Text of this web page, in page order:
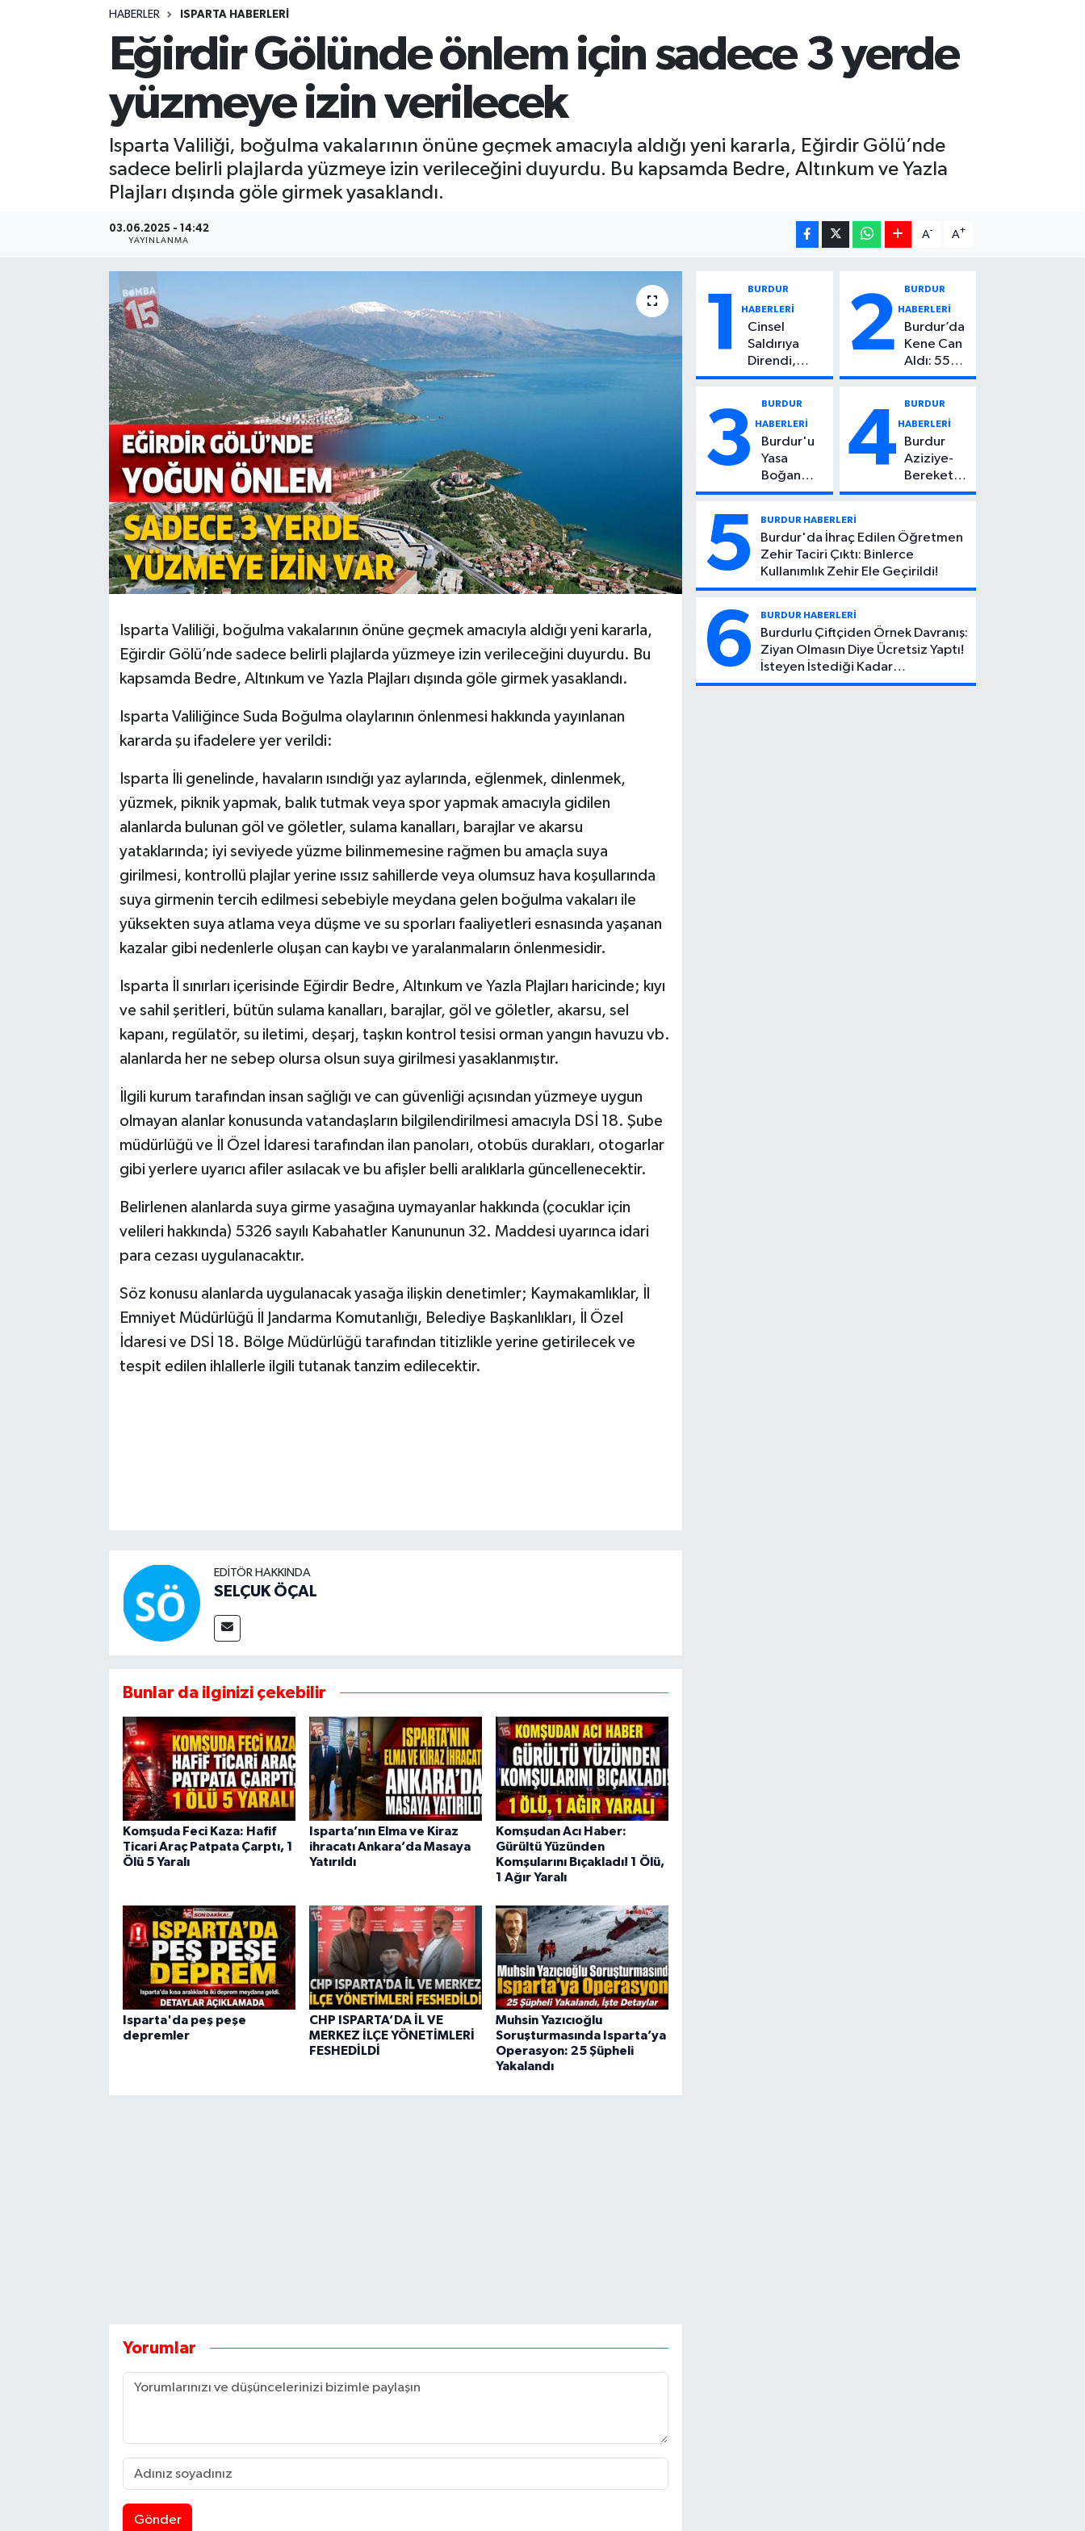
HABERLER ISPARTA HABERLERİ
Eğirdir Gölünde önlem için sadece 3 yerde
yüzmeye izin verilecek
Isparta Valiliği, boğulma vakalarının önüne geçmek amacıyla aldığı yeni kararla, Eğirdir Gölü’nde
sadece belirli plajlarda yüzmeye izin verileceğini duyurdu. Bu kapsamda Bedre, Altınkum ve Yazla
Plajları dışında göle girmek yasaklandı.
03.06.2025 - 14:42
YAYINLANMA
A- A+
Isparta Valiliği, boğulma vakalarının önüne geçmek amacıyla aldığı yeni kararla,
Eğirdir Gölü’nde sadece belirli plajlarda yüzmeye izin verileceğini duyurdu. Bu
kapsamda Bedre, Altınkum ve Yazla Plajları dışında göle girmek yasaklandı.
Isparta Valiliğince Suda Boğulma olaylarının önlenmesi hakkında yayınlanan
kararda şu ifadelere yer verildi:
Isparta İli genelinde, havaların ısındığı yaz aylarında, eğlenmek, dinlenmek,
yüzmek, piknik yapmak, balık tutmak veya spor yapmak amacıyla gidilen
alanlarda bulunan göl ve göletler, sulama kanalları, barajlar ve akarsu
yataklarında; iyi seviyede yüzme bilinmemesine rağmen bu amaçla suya
girilmesi, kontrollü plajlar yerine ıssız sahillerde veya olumsuz hava koşullarında
suya girmenin tercih edilmesi sebebiyle meydana gelen boğulma vakaları ile
yüksekten suya atlama veya düşme ve su sporları faaliyetleri esnasında yaşanan
kazalar gibi nedenlerle oluşan can kaybı ve yaralanmaların önlenmesidir.
Isparta İl sınırları içerisinde Eğirdir Bedre, Altınkum ve Yazla Plajları haricinde; kıyı
ve sahil şeritleri, bütün sulama kanalları, barajlar, göl ve göletler, akarsu, sel
kapanı, regülatör, su iletimi, deşarj, taşkın kontrol tesisi orman yangın havuzu vb.
alanlarda her ne sebep olursa olsun suya girilmesi yasaklanmıştır.
İlgili kurum tarafından insan sağlığı ve can güvenliği açısından yüzmeye uygun
olmayan alanlar konusunda vatandaşların bilgilendirilmesi amacıyla DSİ 18. Şube
müdürlüğü ve İl Özel İdaresi tarafından ilan panoları, otobüs durakları, otogarlar
gibi yerlere uyarıcı afiler asılacak ve bu afişler belli aralıklarla güncellenecektir.
Belirlenen alanlarda suya girme yasağına uymayanlar hakkında (çocuklar için
velileri hakkında) 5326 sayılı Kabahatler Kanununun 32. Maddesi uyarınca idari
para cezası uygulanacaktır.
Söz konusu alanlarda uygulanacak yasağa ilişkin denetimler; Kaymakamlıklar, İl
Emniyet Müdürlüğü İl Jandarma Komutanlığı, Belediye Başkanlıkları, İl Özel
İdaresi ve DSİ 18. Bölge Müdürlüğü tarafından titizlikle yerine getirilecek ve
tespit edilen ihlallerle ilgili tutanak tanzim edilecektir.
EDITÖR HAKKINDA
SELÇUK ÖÇAL
Bunlar da ilginizi çekebilir
Komşuda Feci Kaza: Hafif
Ticari Araç Patpata Çarptı, 1
Ölü 5 Yaralı
Isparta’nın Elma ve Kiraz
ihracatı Ankara’da Masaya
Yatırıldı
Komşudan Acı Haber:
Gürültü Yüzünden
Komşularını Bıçakladı! 1 Ölü,
1 Ağır Yaralı
Isparta'da peş peşe
depremler
CHP ISPARTA’DA İL VE
MERKEZ İLÇE YÖNETİMLERİ
FESHEDİLDİ
Muhsin Yazıcıoğlu
Soruşturmasında Isparta’ya
Operasyon: 25 Şüpheli
Yakalandı
Yorumlar
Gönder
1 BURDUR
HABERLERİ
Cinsel
Saldırıya
Direndi,
Başından
Çocuktan
Kötü Haber!
2 BURDUR
HABERLERİ
Burdur’da
Kene Can
Aldı: 55
Yaşındaki
Kaybetti
3 BURDUR
HABERLERİ
Burdur'u
Yasa
Boğan
Ölüm:
Can Atıcı
Genç
Yaşta
Yaşamını
Yitirdi
4 BURDUR
HABERLERİ
Burdur
Aziziye-
Bereket
Köyü
Feci Kaza:
1 Ölü, 2
Yaralı
5 BURDUR HABERLERİ
Burdur'da İhraç Edilen Öğretmen
Zehir Taciri Çıktı: Binlerce
Kullanımlık Zehir Ele Geçirildi!
6 BURDUR HABERLERİ
Burdurlu Çiftçiden Örnek Davranış:
Ziyan Olmasın Diye Ücretsiz Yaptı!
İsteyen İstediği Kadar
Toplayabilecek